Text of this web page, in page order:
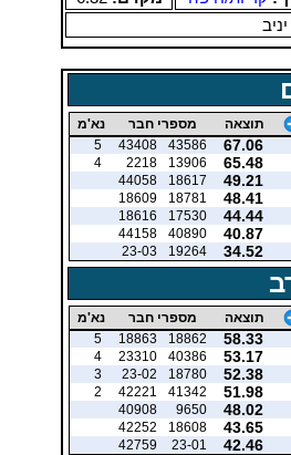
תוצאה מספרי חבר נא'מ
67.06
43586
43408
5
65.48
13906
2218
4
49.21
18617
44058
48.41
18781
18609
44.44
17530
18616
40.87
40890
44158
34.52
19264
23-03
תוצאה מספרי חבר נא'מ
58.33
18862
18863
5
53.17
40386
23310
4
52.38
18780
23-02
3
51.98
41342
42221
2
48.02
9650
40908
43.65
18608
42252
42.46
23-01
42759